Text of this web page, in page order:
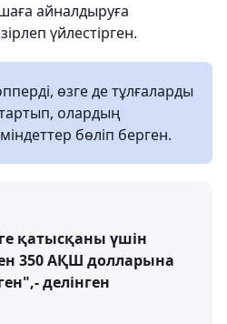
айналдыруға
үйлестірген.
өзге де тұлғаларды
олардың
бөліп берген.
қатысқаны үшін
350 АҚШ долларына
делінген